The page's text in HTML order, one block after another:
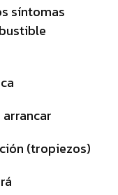
síntomas
(tropiezos)